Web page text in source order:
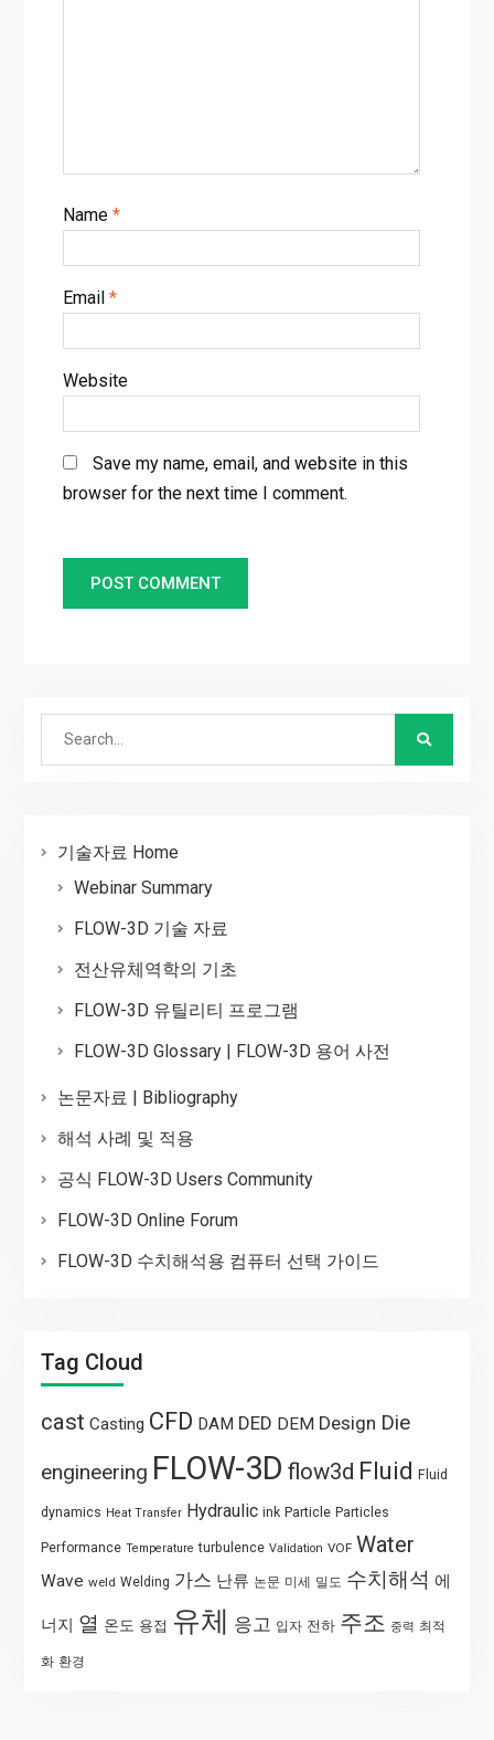
Name *
Email *
Website
Save my name, email, and website in this
browser for the next time I comment.
기술자료 Home
Webinar Summary
FLOW-3D 기술 자료
전산유체역학의 기초
FLOW-3D 유틸리티 프로그램
FLOW-3D Glossary | FLOW-3D 용어 사전
논문자료 | Bibliography
해석 사례 및 적용
공식 FLOW-3D Users Community
FLOW-3D Online Forum
FLOW-3D 수치해석용 컴퓨터 선택 가이드
Tag Cloud
cast Casting CFD DAM DED DEM Design Die
engineering FLOW-3D flow3d Fluid Fluid
dynamics Heat Transfer Hydraulic ink Particle Particles
Performance Temperature turbulence Validation VOF Water
Wave weld Welding 가스 난류 논문 미세 밀도 수치해석 에
너지 열 온도 용접 유체 응고 입자 전하 주조 중력 최적
화 환경